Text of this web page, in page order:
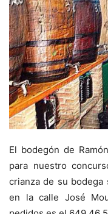
El bodegón de
para nuestro
crianza de su bodega
en la calle José